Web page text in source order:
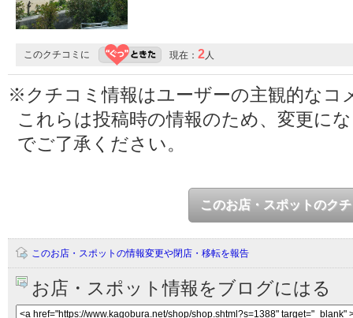
このクチコミに 現在： 2人
※クチコミ情報はユーザーの主観的なコ
これらは投稿時の情報のため、変更に
でご了承ください。
このお店・スポットのク
このお店・スポットの情報変更や閉店・移転を報告
お店・スポット情報をブログにはる